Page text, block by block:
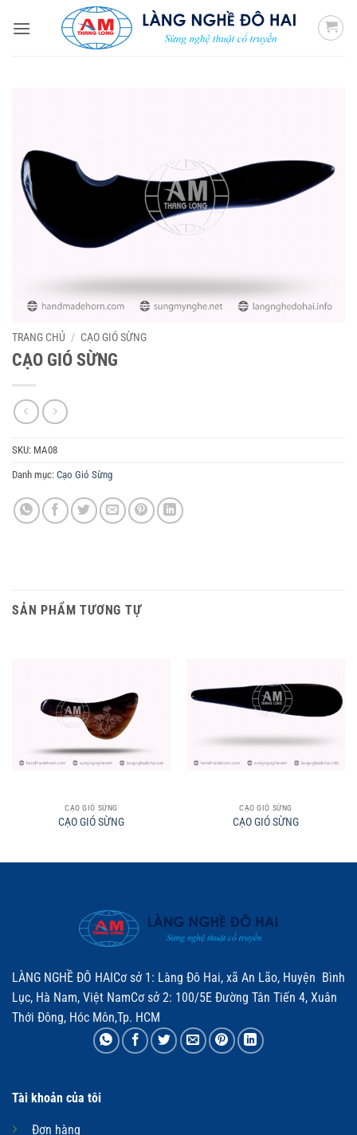
qua
TRANG CHỦ / CẠO GIÓ SỪNG
CẠO GIÓ SỪNG
SKU: MA08
Danh mục: Cạo Gió Sừng
SẢN PHẨM TƯƠNG TỰ
CẠO GIÓ SỪNG
CẠO GIÓ SỪNG
CẠO GIÓ SỪNG
CẠO GIÓ SỪNG
LÀNG NGHỀ ĐÔ HAICơ sở 1: Làng Đô Hai, xã An Lão, Huyện Bình
Lục, Hà Nam, Việt NamCơ sở 2: 100/5E Đường Tân Tiến 4, Xuân
Thới Đông, Hóc Môn,Tp. HCM
Tài khoản của tôi
Đơn hàng